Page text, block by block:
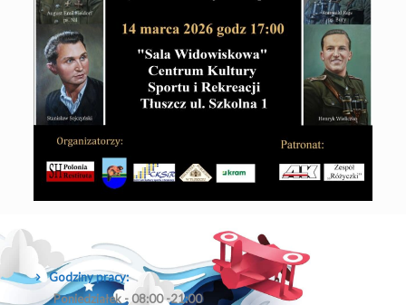
Godziny pracy:
Poniedziałek - 08:00 -21:00